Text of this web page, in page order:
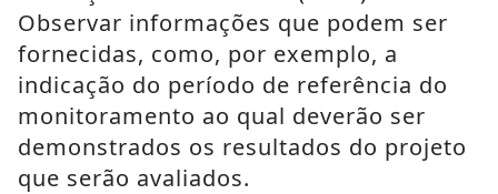
Observar informações que podem ser
fornecidas, como, por exemplo, a
indicação do período de referência do
monitoramento ao qual deverão ser
demonstrados os resultados do projeto
que serão avaliados.